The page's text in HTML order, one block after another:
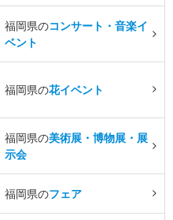
福岡県のコンサート・音楽イ
ベント
福岡県の花イベント
福岡県の美術展・博物展・展
示会
福岡県のフェア